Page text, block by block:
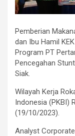
Pemberian
dan Ibu Hamil
Program PT
Pencegahan
Siak.
Wilayah Kerja
Indonesia (PKBI)
(19/10/2023).
Analyst